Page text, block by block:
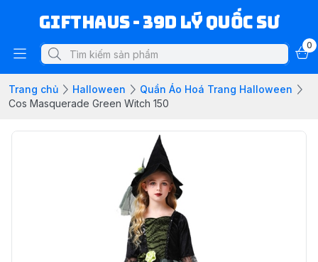
Gifthaus - 39D Lý Quốc Sư
0
Trang chủ Halloween
Quần Áo Hoá Trang Halloween
Cos Masquerade Green Witch 150